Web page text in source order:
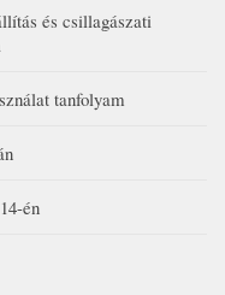
és csillagászati
tanfolyam
én